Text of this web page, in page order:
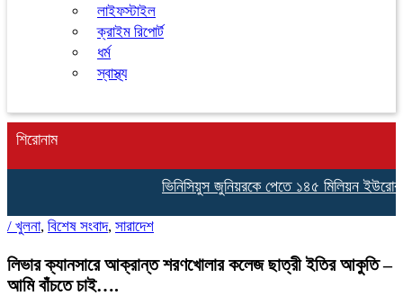
লাইফস্টাইল
ক্রাইম রিপোর্ট
ধর্ম
স্বাস্থ্য
শিরোনাম
ভিনিসিয়ুস জুনিয়রকে পেতে ১৪৫ মিলিয়ন ইউরোর
/ খুলনা, বিশেষ সংবাদ, সারাদেশ
লিভার ক্যানসারে আক্রান্ত শরণখোলার কলেজ ছাত্রী ইতির আকুতি –
আমি বাঁচতে চাই….